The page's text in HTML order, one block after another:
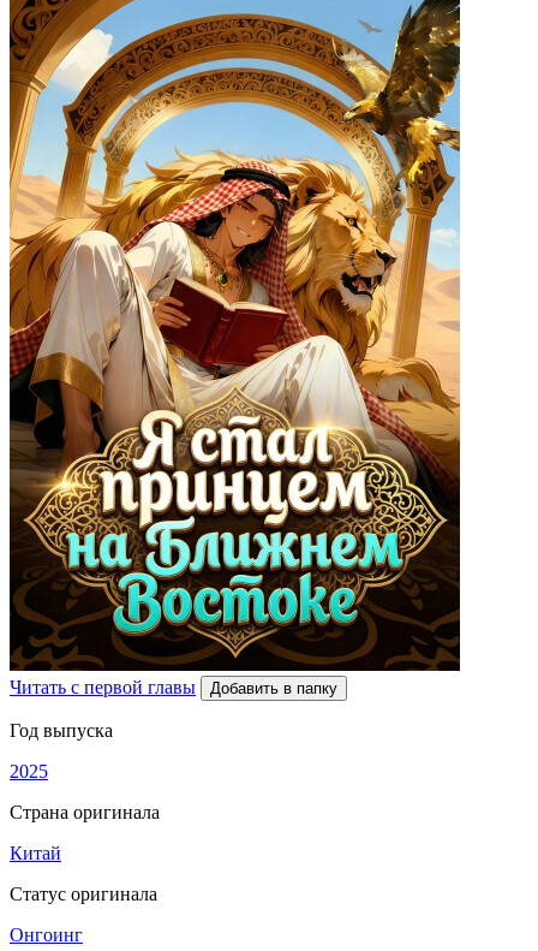
Читать с первой главы Добавить в папку
Год выпуска
2025
Страна оригинала
Китай
Статус оригинала
Онгоинг